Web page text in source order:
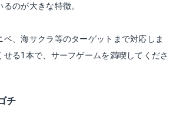
のが大きな特徴。
ベ、海サクラ等のターゲットまで対応しま
せる1本で、サーフゲームを満喫してくださ
チ